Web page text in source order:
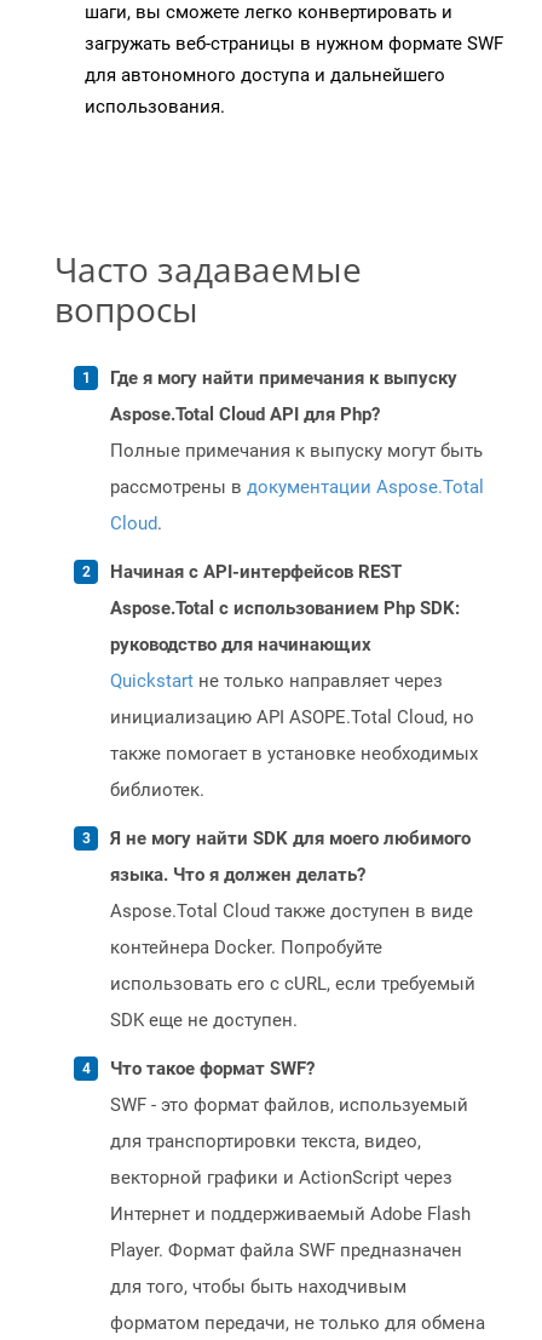
шаги, вы сможете легко конвертировать и
загружать веб-страницы в нужном формате SWF
для автономного доступа и дальнейшего
использования.
Часто задаваемые
вопросы
Где я могу найти примечания к выпуску
Aspose.Total Cloud API для Php?
Полные примечания к выпуску могут быть
рассмотрены в документации Aspose.Total
Cloud.
Начиная с API-интерфейсов REST
Aspose.Total с использованием Php SDK:
руководство для начинающих
Quickstart не только направляет через
инициализацию API ASOPE.Total Cloud, но
также помогает в установке необходимых
библиотек.
Я не могу найти SDK для моего любимого
языка. Что я должен делать?
Aspose.Total Cloud также доступен в виде
контейнера Docker. Попробуйте
использовать его с cURL, если требуемый
SDK еще не доступен.
Что такое формат SWF?
SWF - это формат файлов, используемый
для транспортировки текста, видео,
векторной графики и ActionScript через
Интернет и поддерживаемый Adobe Flash
Player. Формат файла SWF предназначен
для того, чтобы быть находчивым
форматом передачи, не только для обмена